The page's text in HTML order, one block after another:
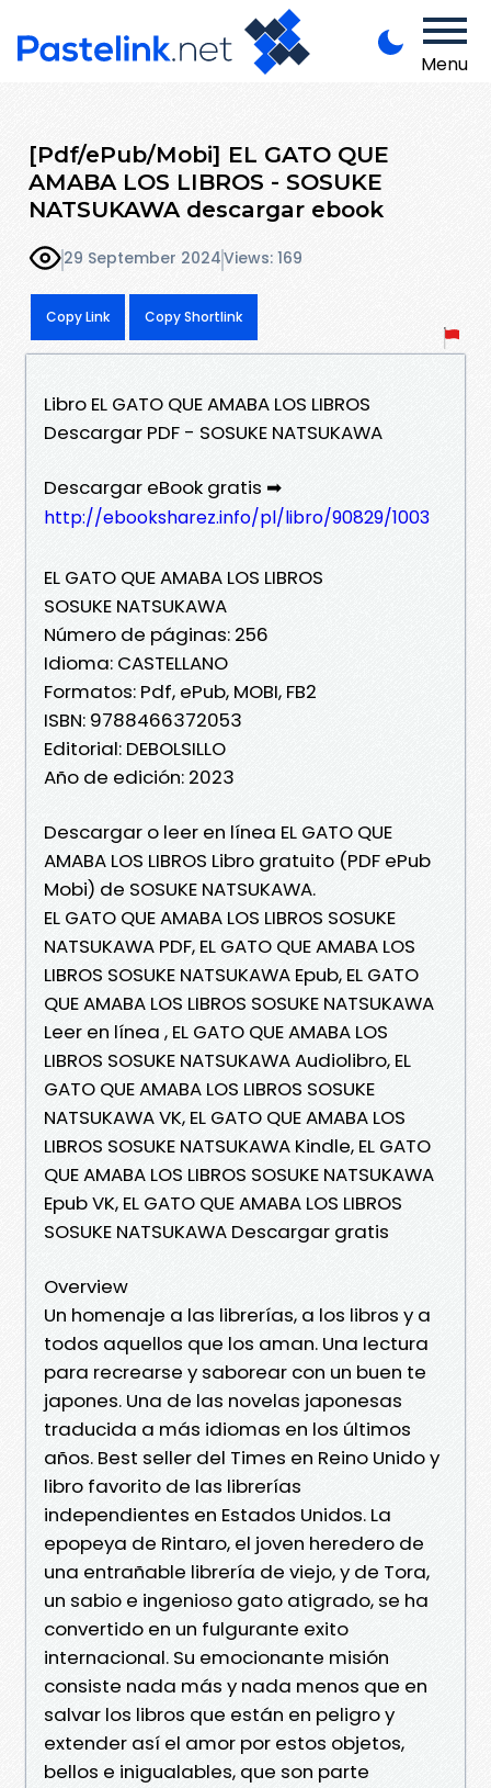
Menu
[Pdf/ePub/Mobi] EL GATO QUE
AMABA LOS LIBROS - SOSUKE
NATSUKAWA descargar ebook
29 September 2024Views: 169
Copy Link Copy Shortlink
Libro EL GATO QUE AMABA LOS LIBROS
Descargar PDF - SOSUKE NATSUKAWA
Descargar eBook gratis ➡
http://ebooksharez.info/pl/libro/90829/1003
EL GATO QUE AMABA LOS LIBROS
SOSUKE NATSUKAWA
Número de páginas: 256
Idioma: CASTELLANO
Formatos: Pdf, ePub, MOBI, FB2
ISBN: 9788466372053
Editorial: DEBOLSILLO
Año de edición: 2023
Descargar o leer en línea EL GATO QUE
AMABA LOS LIBROS Libro gratuito (PDF ePub
Mobi) de SOSUKE NATSUKAWA.
EL GATO QUE AMABA LOS LIBROS SOSUKE
NATSUKAWA PDF, EL GATO QUE AMABA LOS
LIBROS SOSUKE NATSUKAWA Epub, EL GATO
QUE AMABA LOS LIBROS SOSUKE NATSUKAWA
Leer en línea , EL GATO QUE AMABA LOS
LIBROS SOSUKE NATSUKAWA Audiolibro, EL
GATO QUE AMABA LOS LIBROS SOSUKE
NATSUKAWA VK, EL GATO QUE AMABA LOS
LIBROS SOSUKE NATSUKAWA Kindle, EL GATO
QUE AMABA LOS LIBROS SOSUKE NATSUKAWA
Epub VK, EL GATO QUE AMABA LOS LIBROS
SOSUKE NATSUKAWA Descargar gratis
Overview
Un homenaje a las librerías, a los libros y a
todos aquellos que los aman. Una lectura
para recrearse y saborear con un buen te
japones. Una de las novelas japonesas
traducida a más idiomas en los últimos
años. Best seller del Times en Reino Unido y
libro favorito de las librerías
independientes en Estados Unidos. La
epopeya de Rintaro, el joven heredero de
una entrañable librería de viejo, y de Tora,
un sabio e ingenioso gato atigrado, se ha
convertido en un fulgurante exito
internacional. Su emocionante misión
consiste nada más y nada menos que en
salvar los libros que están en peligro y
extender así el amor por estos objetos,
bellos e inigualables, que son parte